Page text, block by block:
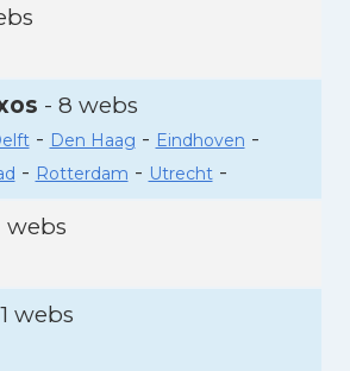
- 8 webs
- Den Haag - Eindhoven -
- Rotterdam - Utrecht-
webs
webs